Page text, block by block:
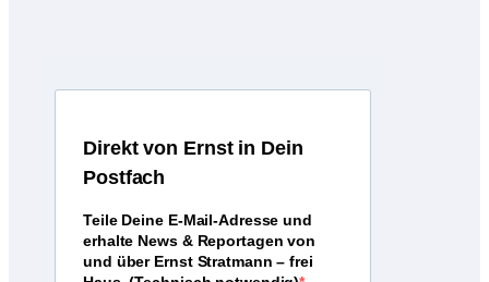
Direkt von Ernst in Dein
Postfach
Teile Deine E-Mail-Adresse und
erhalte News & Reportagen von
und über Ernst Stratmann – frei